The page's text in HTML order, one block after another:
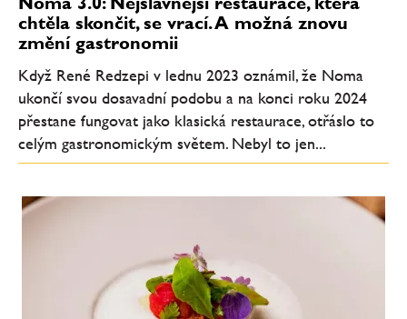
chtěla skončit, se vrací. A možná znovu
změní gastronomii
Když René Redzepi v lednu 2023 oznámil, že Noma
ukončí svou dosavadní podobu a na konci roku 2024
přestane fungovat jako klasická restaurace, otřáslo to
celým gastronomickým světem. Nebyl to jen...